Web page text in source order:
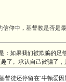
仰中，基督教是否是
：如果我们被欺骗的足
了。承认自己被骗了
徒还停留在“牛顿爱